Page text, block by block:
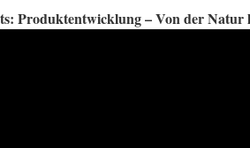
Produktentwicklung – Von der Natur